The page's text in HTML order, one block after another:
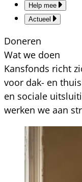
Help mee
Actueel
Doneren
Wat we doen
Kansfonds richt
voor dak- en
en sociale
werken we aan